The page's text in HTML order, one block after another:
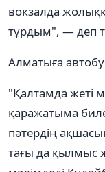
вокзалда
тұрдым", — деп
Алматыға
"Қалтамда жеті
қаражатыма
пәтердің
тағы да қылмыс